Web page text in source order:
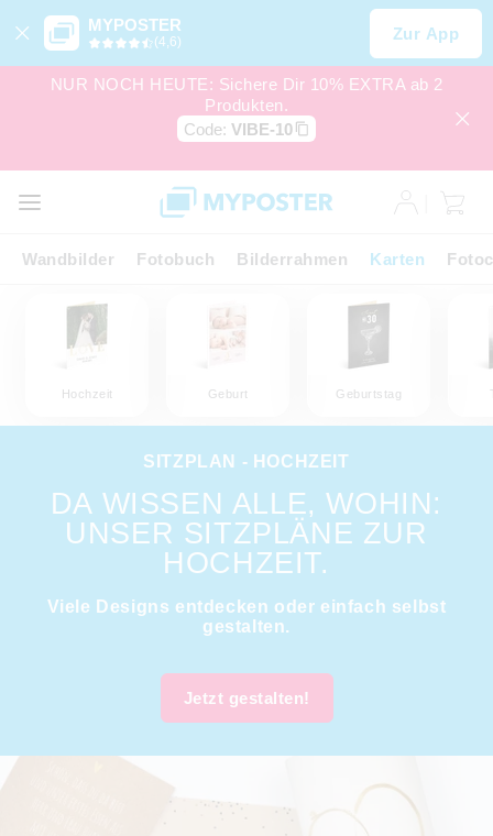
MYPOSTER
(4,6) Zur App
NUR NOCH HEUTE: Sichere Dir 10% EXTRA ab 2
Produkten.
Code: VIBE-10
Wandbilder Fotobuch Bilderrahmen Karten
Hochzeit Geburt Geburtstag
SITZPLAN - HOCHZEIT
DA WISSEN ALLE, WOHIN:
UNSER SITZPLÄNE ZUR
HOCHZEIT.
Viele Designs entdecken oder einfach selbst
gestalten.
Jetzt gestalten!